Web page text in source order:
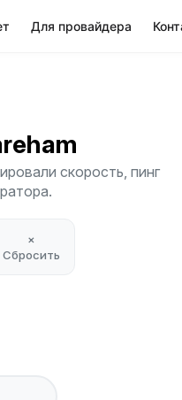
Для провайдера
скорость, пинг
×
Сбросить